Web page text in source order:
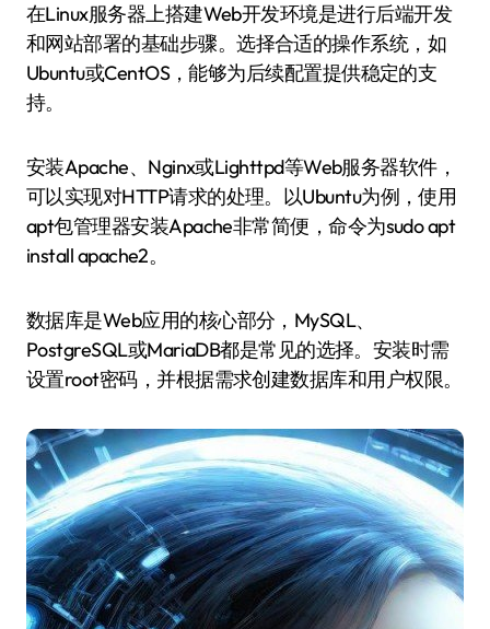
在Linux服务器上搭建Web开发环境是进行后端开发
和网站部署的基础步骤。选择合适的操作系统，如
Ubuntu或CentOS，能够为后续配置提供稳定的支
持。
安装Apache、Nginx或Lighttpd等Web服务器软件，
可以实现对HTTP请求的处理。以Ubuntu为例，使用
apt包管理器安装Apache非常简便，命令为sudo apt
install apache2。
数据库是Web应用的核心部分，MySQL、
PostgreSQL或MariaDB都是常见的选择。安装时需
设置root密码，并根据需求创建数据库和用户权限。